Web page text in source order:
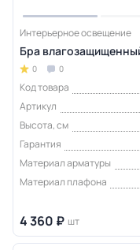
Интерьерное освещение
Бра
0 0
Код товара
Артикул
Высота, см
Гарантия
Материал арматуры
Материал плафона
4 360 ₽ шт